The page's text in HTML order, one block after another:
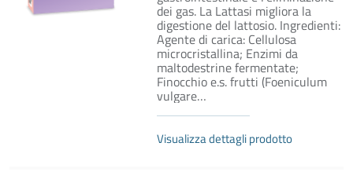
dei gas. La Lattasi migliora la
digestione del lattosio. Ingredienti:
Agente di carica: Cellulosa
microcristallina; Enzimi da
maltodestrine fermentate;
Finocchio e.s. frutti (Foeniculum
vulgare…
Visualizza dettagli prodotto